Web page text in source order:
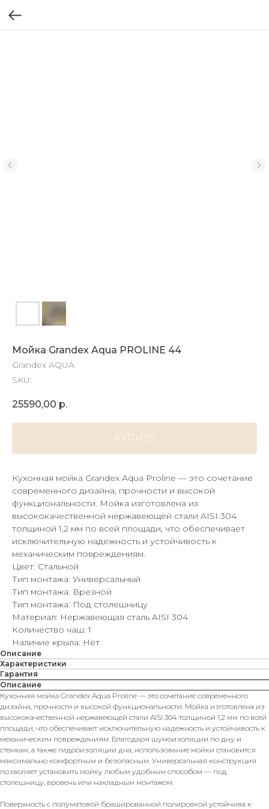
Мойка Grandex Aqua PROLINE 44
Grandex AQUA
SKU:
25590,00 р.
КУПИТЬ
Кухонная мойка Grandex Aqua Proline — это сочетание
современного дизайна, прочности и высокой
функциональности. Мойка изготовлена из
высококачественной нержавеющей стали AISI 304
толщиной 1,2 мм по всей площади, что обеспечивает
исключительную надежность и устойчивость к
механическим повреждениям.
Цвет: Стальной
Тип монтажа: Универсальный
Тип монтажа: Врезной
Тип монтажа: Под столешницу
Материал: Нержавеющая сталь AISI 304
Количество чаш: 1
Наличие крыла: Нет
Описание
Характеристики
Гарантия
Описание
Кухонная мойка Grandex Aqua Proline — это сочетание современного
дизайна, прочности и высокой функциональности. Мойка изготовлена из
высококачественной нержавеющей стали AISI 304 толщиной 1,2 мм по всей
площади, что обеспечивает исключительную надежность и устойчивость к
механическим повреждениям. Благодаря шумоизоляции по дну и
стенкам, а также гидроизоляции дна, использование мойки становится
максимально комфортным и безопасным. Универсальная конструкция
позволяет установить мойку любым удобным способом — под
столешницу, вровень или накладным монтажом.
Поверхность с полуматовой брашированной полировкой устойчива к